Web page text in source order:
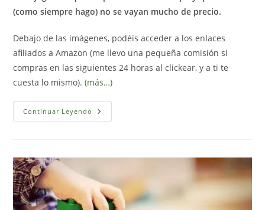
(como siempre hago) no se vayan mucho de precio.
Debajo de las imágenes, podéis acceder a los enlaces
afiliados a Amazon (me llevo una pequeña comisión si
compras en las siguientes 24 horas al clickear, y a ti te
cuesta lo mismo).(más…)
Continuar Leyendo Nuestros
Juguetes
Cuatro